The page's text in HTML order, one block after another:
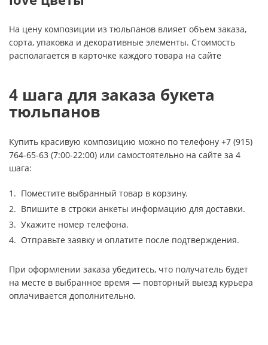
На цену композиции из тюльпанов влияет объем заказа,
сорта, упаковка и декоративные элементы. Стоимость
располагается в карточке каждого товара на сайте
4 шага для заказа букета
тюльпанов
Купить красивую композицию можно по телефону +7 (915)
764-65-63 (7:00-22:00) или самостоятельно на сайте за 4
шага:
Поместите выбранный товар в корзину.
Впишите в строки анкеты информацию для доставки.
Укажите номер телефона.
Отправьте заявку и оплатите после подтверждения.
При оформлении заказа убедитесь, что получатель будет
на месте в выбранное время — повторный выезд курьера
оплачивается дополнительно.